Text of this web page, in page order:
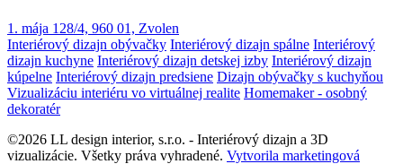
1. mája 128/4, 960 01, Zvolen
Interiérový dizajn obývačky Interiérový dizajn spálne Interiérový
dizajn kuchyne Interiérový dizajn detskej izby Interiérový dizajn
kúpelne Interiérový dizajn predsiene Dizajn obývačky s kuchyňou
Vizualizáciu interiéru vo virtuálnej realite Homemaker - osobný
dekoratér
©2026 LL design interior, s.r.o. - Interiérový dizajn a 3D
vizualizácie. Všetky práva vyhradené. Vytvorila marketingová